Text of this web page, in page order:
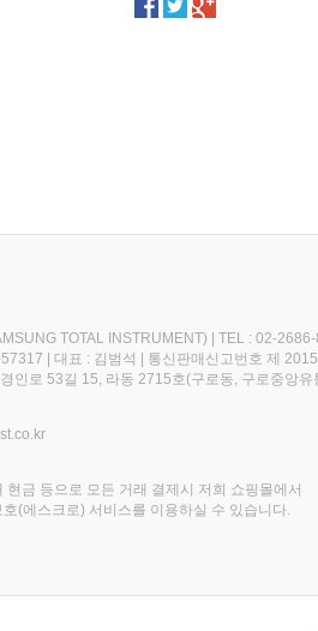
TOTAL INSTRUMENT) | TEL : 02-
| 대표 : 김범석 | 통신판매신고번호 제
인로 53길 15, 라동 2715호(구로동, 구로중앙유
현금 등으로 모든 거래 결제시 저희 쇼핑몰에서
(에스크로) 서비스를 이용하실 수 있습니다.